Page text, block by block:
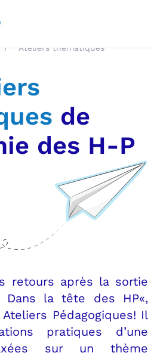
Ateliers thématiques
de
des H-P
retours après la sortie
la tête des HP«,
Pédagogiques! Il
pratiques d’une
sur un thème